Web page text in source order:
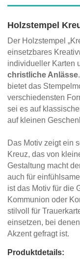
Holzstempel
Der Holzstempel
einsetzbares
individueller Karten
christliche Anlässe
bietet das
verschiedensten
sei es auf
auf kleinen
Das Motiv zeigt ein
Kreuz, das von
Gestaltung macht
auch für
ist das Motiv für die
Kommunion oder
stilvoll für
einsetzen, bei
Akzent gefragt ist.
Produktdetails: